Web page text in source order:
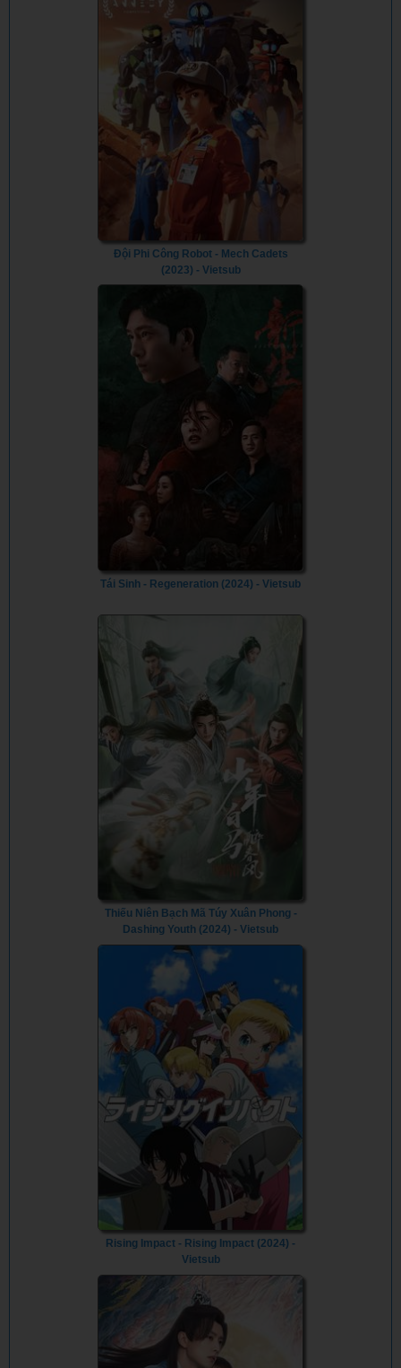
Đội Phi Công Robot - Mech Cadets
(2023) - Vietsub
Tái Sinh - Regeneration (2024) - Vietsub
Thiếu Niên Bạch Mã Túy Xuân Phong -
Dashing Youth (2024) - Vietsub
Rising Impact - Rising Impact (2024) -
Vietsub